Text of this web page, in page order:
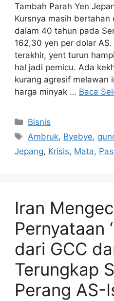
Tambah Parah Yen
Kursnya masih
dalam 40 tahun pada
162,30 yen per dolar
terakhir, yent turun
hal jadi pemicu. Ada
kurang agresif melawan
harga minyak … Baca
Kategori
Bisnis
Tag
Ambruk, Byebye,
Jepang, Krisis, Mata,
Iran
Pernyataan
dari GCC
Terungkap
Perang AS-